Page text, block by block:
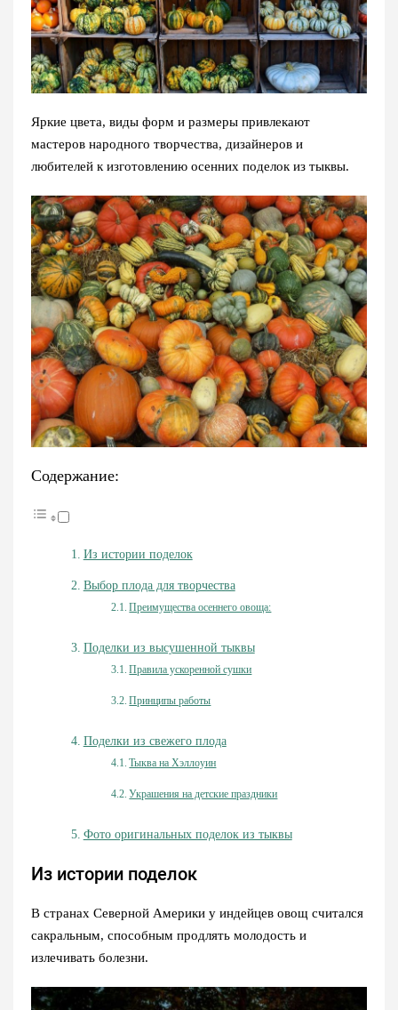
Яркие цвета, виды форм и размеры привлекают
мастеров народного творчества, дизайнеров и
любителей к изготовлению осенних поделок из тыквы.
Содержание:
Из истории поделок
Выбор плода для творчества
Преимущества осеннего овоща:
Поделки из высушенной тыквы
Правила ускоренной сушки
Принципы работы
Поделки из свежего плода
Тыква на Хэллоуин
Украшения на детские праздники
Фото оригинальных поделок из тыквы
Из истории поделок
В странах Северной Америки у индейцев овощ считался
сакральным, способным продлять молодость и
излечивать болезни.